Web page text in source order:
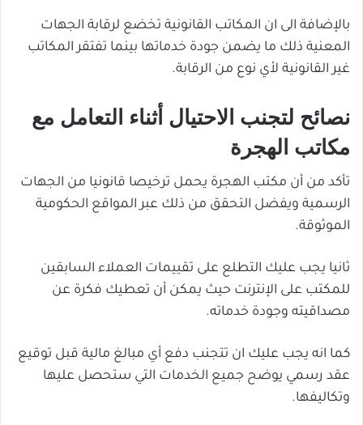
بالإضافة الى ان المكاتب القانونية تخضع لرقابة الجهات
المعنية ذلك ما يضمن جودة خدماتها بينما تفتقر المكاتب
غير القانونية لأي نوع من الرقابة.
نصائح لتجنب الاحتيال أثناء التعامل مع
مكاتب الهجرة
تأكد من أن مكتب الهجرة يحمل ترخيصا قانونيا من الجهات
الرسمية ويفضل التحقق من ذلك عبر المواقع الحكومية
الموثوقة.
ثانيا يجب عليك التطلع على تقييمات العملاء السابقين
للمكتب على الإنترنت حيث يمكن أن تعطيك فكرة عن
مصداقيته وجودة خدماته.
كما انه يجب عليك ان تتجنب دفع أي مبالغ مالية قبل توقيع
عقد رسمي يوضح جميع الخدمات التي ستحصل عليها
وتكاليفها.